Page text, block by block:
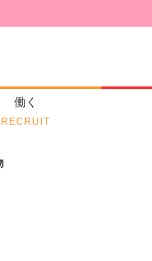
働く
RECRUIT